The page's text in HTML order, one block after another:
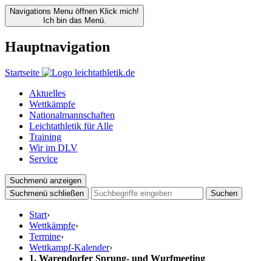
Navigations Menu öffnen Klick mich!
Ich bin das Menü.
Hauptnavigation
Startseite
Aktuelles
Wettkämpfe
Nationalmannschaften
Leichtathletik für Alle
Training
Wir im DLV
Service
Suchmenü anzeigen
Suchmenü schließen
Suchen
Start›
Wettkämpfe›
Termine›
Wettkampf-Kalender›
1. Warendorfer Sprung- und Wurfmeeting